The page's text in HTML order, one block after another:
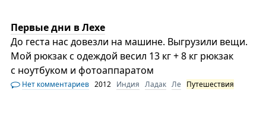
Первые дни в Лехе
До геста нас довезли на машине. Выгрузили вещи.
Мой рюкзак с одеждой весил 13 кг + 8 кг рюкзак
с ноутбуком и фотоаппаратом
Нет комментариев 2012 Индия Ладак Ле Путешествия